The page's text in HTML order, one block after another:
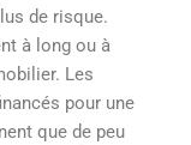
de risque.
à long ou à
Les
pour une
que de peu